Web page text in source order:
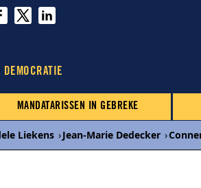
DEMOCRATIE
MANDATARISSEN IN GEBREKE
Liekens ›Jean-Marie Dedecker ›